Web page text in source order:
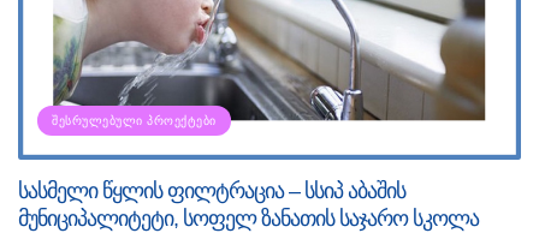
ᲨᲔᲡᲠᲣᲚᲔᲑᲣᲚᲘ ᲞᲠᲝᲔᲥᲢᲔᲑᲘ
სასმელი წყლის ფილტრაცია – სსიპ აბაშის
მუნიციპალიტეტი, სოფელ ზანათის საჯარო სკოლა